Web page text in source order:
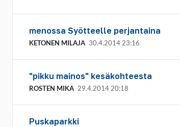
menossa Syötteelle perjantaina
KETONEN MILAJA 30.4.2014 23:16
"pikku mainos" kesäkohteesta
ROSTEN MIKA 29.4.2014 20:18
Puskaparkki